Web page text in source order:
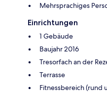
Mehrsprachiges
Einrichtungen
1 Gebäude
Baujahr 2016
Tresorfach an der
Terrasse
Fitnessbereich (rund